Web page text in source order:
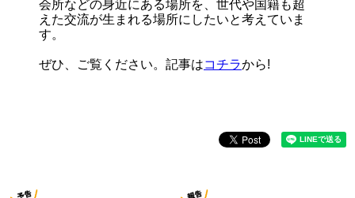
会所などの身近にある場所を、世代や国籍も超
えた交流が生まれる場所にしたいと考えていま
す。
ぜひ、ご覧ください。記事はコチラから!